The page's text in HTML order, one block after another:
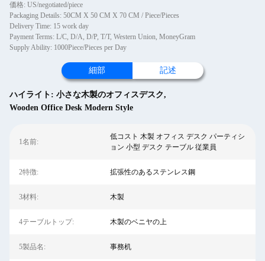
価格: US/negotiated/piece
Packaging Details: 50CM X 50 CM X 70 CM / Piece/Pieces
Delivery Time: 15 work day
Payment Terms: L/C, D/A, D/P, T/T, Western Union, MoneyGram
Supply Ability: 1000Piece/Pieces per Day
細部 記述
ハイライト: 小さな木製のオフィスデスク,
Wooden Office Desk Modern Style
1名前:
低コスト 木製 オフィス デスク パーティシ
ョン 小型 デスク テーブル 従業員
2特徴: 拡張性のあるステンレス鋼
3材料: 木製
4テーブルトップ: 木製のベニヤの上
5製品名: 事務机